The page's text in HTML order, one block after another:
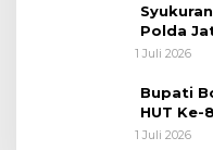
Polda
1 Juli 2026
Bupati
HUT
dan
1 Juli 2026